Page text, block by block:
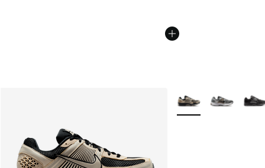
Meer kleuren